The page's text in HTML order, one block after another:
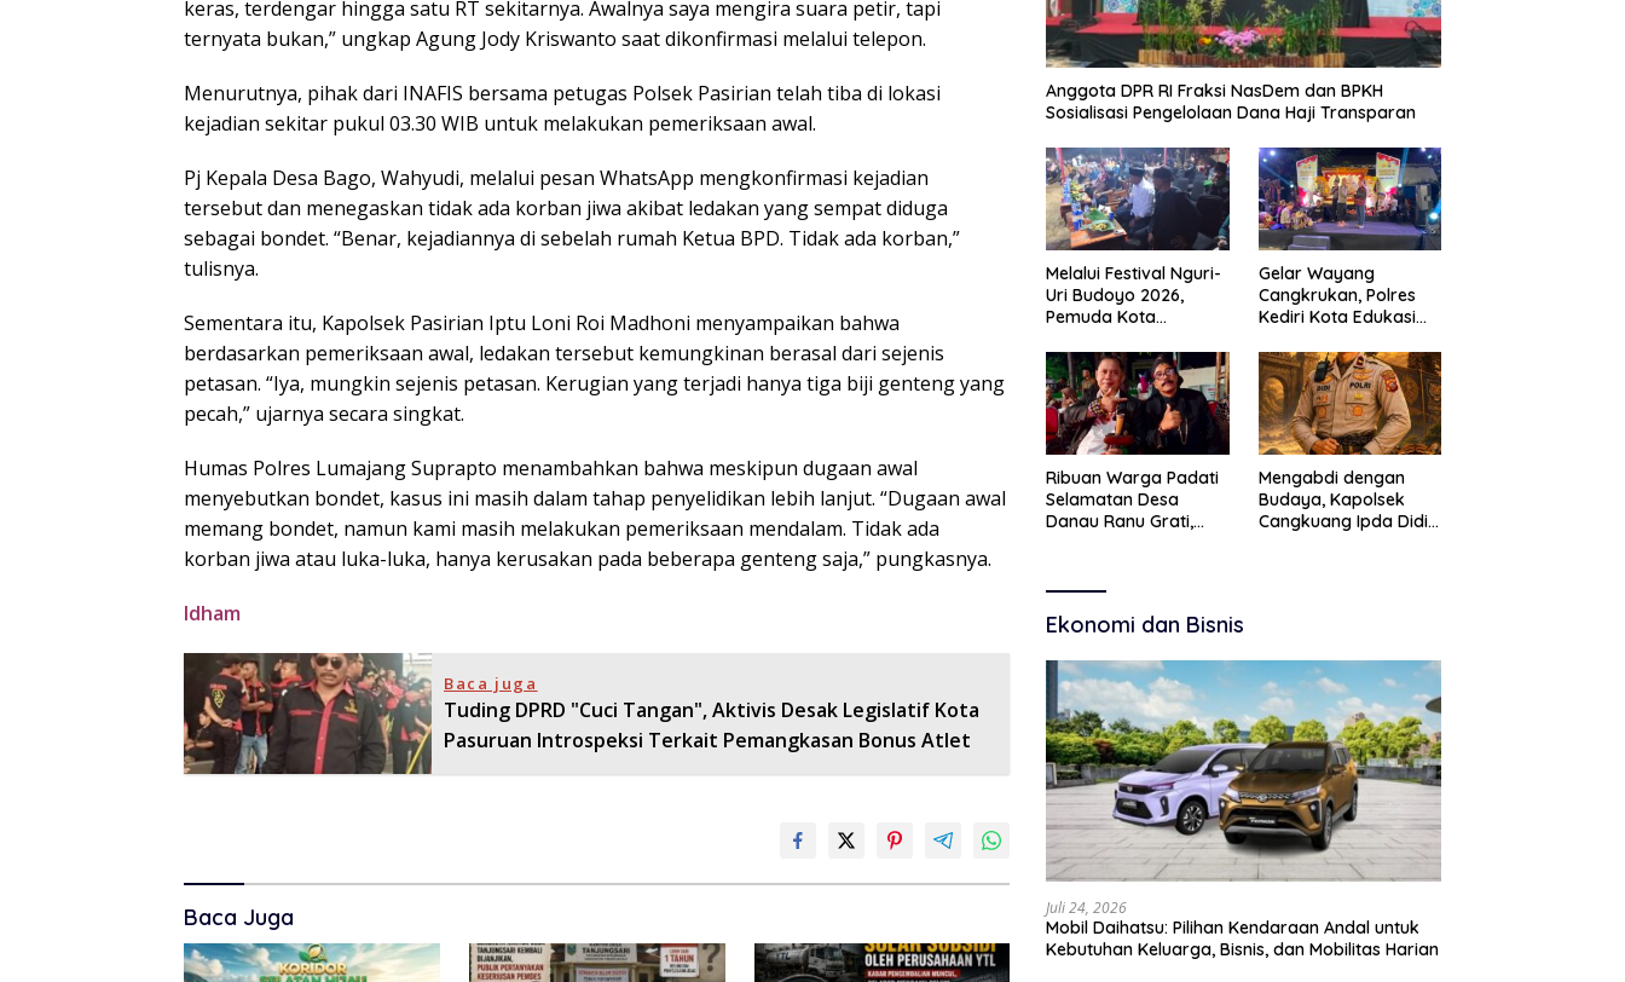
keras, terdengar hingga satu RT sekitarnya. Awalnya saya mengira suara petir, tapi
ternyata bukan,” ungkap Agung Jody Kriswanto saat dikonfirmasi melalui telepon.
Menurutnya, pihak dari INAFIS bersama petugas Polsek Pasirian telah tiba di lokasi
kejadian sekitar pukul 03.30 WIB untuk melakukan pemeriksaan awal.
Pj Kepala Desa Bago, Wahyudi, melalui pesan WhatsApp mengkonfirmasi kejadian
tersebut dan menegaskan tidak ada korban jiwa akibat ledakan yang sempat diduga
sebagai bondet. “Benar, kejadiannya di sebelah rumah Ketua BPD. Tidak ada korban,”
tulisnya.
Sementara itu, Kapolsek Pasirian Iptu Loni Roi Madhoni menyampaikan bahwa
berdasarkan pemeriksaan awal, ledakan tersebut kemungkinan berasal dari sejenis
petasan. “Iya, mungkin sejenis petasan. Kerugian yang terjadi hanya tiga biji genteng yang
pecah,” ujarnya secara singkat.
Humas Polres Lumajang Suprapto menambahkan bahwa meskipun dugaan awal
menyebutkan bondet, kasus ini masih dalam tahap penyelidikan lebih lanjut. “Dugaan awal
memang bondet, namun kami masih melakukan pemeriksaan mendalam. Tidak ada
korban jiwa atau luka-luka, hanya kerusakan pada beberapa genteng saja,” pungkasnya.
Idham
Baca juga
Tuding DPRD "Cuci Tangan", Aktivis Desak Legislatif Kota
Pasuruan Introspeksi Terkait Pemangkasan Bonus Atlet
Baca Juga
Anggota DPR RI Fraksi NasDem dan BPKH
Sosialisasi Pengelolaan Dana Haji Transparan
Melalui Festival Nguri-
Uri Budoyo 2026,
Pemuda Kota
Karakter Kebudayaan
dan Bebas Narkoba
Gelar Wayang
Cangkrukan, Polres
Kediri Kota Edukasi
Seni Budaya
Ribuan Warga Padati
Selamatan Desa
Danau Ranu Grati,
Pemkab
Mengabdi dengan
Budaya, Kapolsek
Cangkuang Ipda Didi
Ekonomi dan Bisnis
Juli 24, 2026
Mobil Daihatsu: Pilihan Kendaraan Andal untuk
Kebutuhan Keluarga, Bisnis, dan Mobilitas Harian